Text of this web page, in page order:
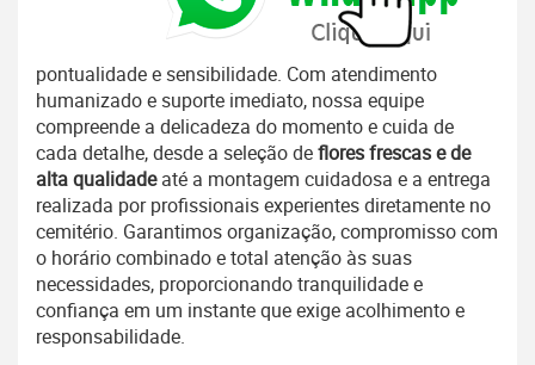
pontualidade e sensibilidade. Com atendimento
humanizado e suporte imediato, nossa equipe
compreende a delicadeza do momento e cuida de
cada detalhe, desde a seleção deflores frescas e de
alta qualidadeaté a montagem cuidadosa e a entrega
realizada por profissionais experientes diretamente no
cemitério. Garantimos organização, compromisso com
o horário combinado e total atenção às suas
necessidades, proporcionando tranquilidade e
confiança em um instante que exige acolhimento e
responsabilidade.